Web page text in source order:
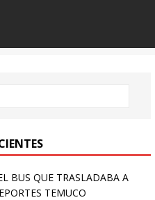
BUS QUE TRASLADABA A
TEMUCO